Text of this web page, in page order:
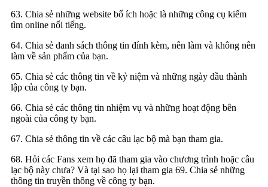
63. Chia sẻ những website bổ ích hoặc là những công cụ kiếm
tìm online nổi tiếng.
64. Chia sẻ danh sách thông tin đính kèm, nên làm và không nên
làm về sản phẩm của bạn.
65. Chia sẻ các thông tin về kỷ niệm và những ngày đầu thành
lập của công ty bạn.
66. Chia sẻ các thông tin nhiệm vụ và những hoạt động bên
ngoài của công ty bạn.
67. Chia sẻ thông tin về các câu lạc bộ mà bạn tham gia.
68. Hỏi các Fans xem họ đã tham gia vào chương trình hoặc câu
lạc bộ này chưa? Và tại sao họ lại tham gia 69. Chia sẻ những
thông tin truyền thông về công ty bạn.